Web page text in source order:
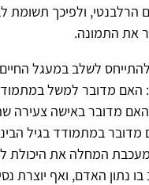
הרלבנטי, ולפיכך תשומת
את התמונה.
לשלב במעגל החיים
מדובר למשל
האם מדובר באישה צעירה
מדובר במתמודד בגיל
המחלה את היכולת
נתון האדם, ואף יוצרת